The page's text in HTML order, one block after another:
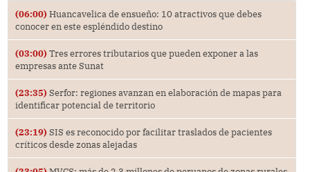
(06:00) Huancavelica de ensueño: 10 atractivos que debes
conocer en este espléndido destino
(03:00) Tres errores tributarios que pueden exponer a las
empresas ante Sunat
(23:35) Serfor: regiones avanzan en elaboración de mapas para
identificar potencial de territorio
(23:19) SIS es reconocido por facilitar traslados de pacientes
críticos desde zonas alejadas